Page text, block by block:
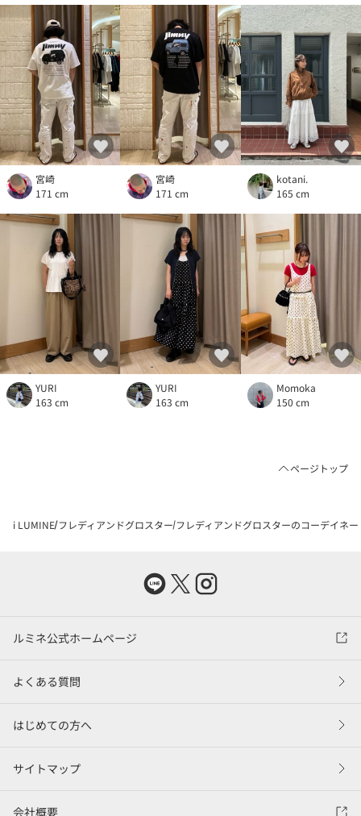
宮崎
171 cm
宮崎
171 cm
kotani.
165 cm
YURI
163 cm
YURI
163 cm
Momoka
150 cm
ページトップ
i LUMINE フレディアンドグロスター フレディアンドグロスターのコーデイネ
ルミネ公式ホームページ
よくある質問
はじめての方へ
サイトマップ
会社概要